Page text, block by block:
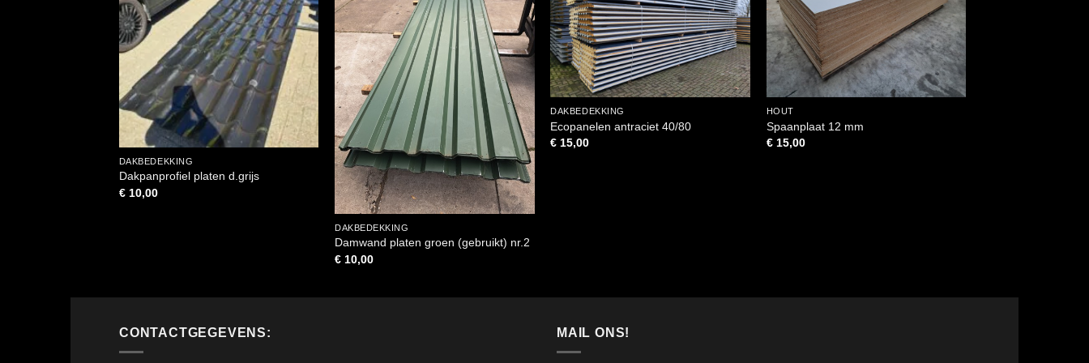
DAKBEDEKKING
Dakpanprofiel platen d.grijs
€10,00
DAKBEDEKKING
Damwand platen groen (gebruikt) nr.2
€ 10,00
DAKBEDEKKING
Ecopanelen antraciet 40/80
€ 15,00
HOUT
Spaanplaat 12 mm
€15,00
CONTACTGEGEVENS: MAIL ONS!